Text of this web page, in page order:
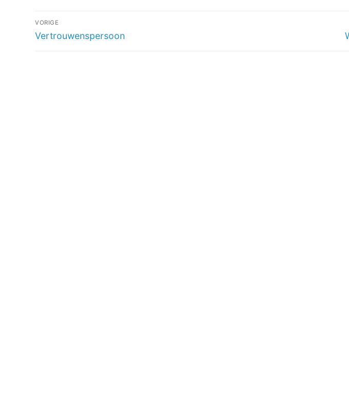
Bericht
navigatie
VORIGE
Vorig
Vertrouwenspersoon